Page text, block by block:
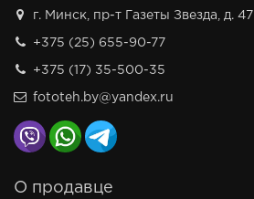
г. Минск, пр-т Газеты Звезда, д. 47
+375 (25) 655-90-77
+375 (17) 35-500-35
fototeh.by@yandex.ru
О продавце